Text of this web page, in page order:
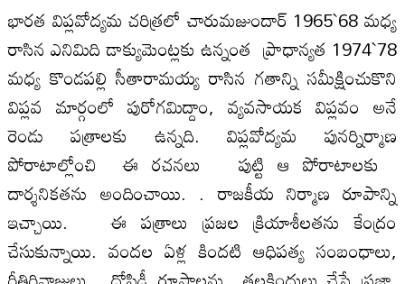
భారత విప్లవోద్యమ చరిత్రలో చారుమజుందార్‌ 1965`68 మధ్య
రాసిన ఎనిమిది డాక్యుమెంట్లకు ఉన్నంత ప్రాధాన్యత 1974`78
మధ్య కొండపల్లి సీతారామయ్య రాసిన గతాన్ని సమీక్షించుకొని
విప్లవ మార్గంలో పురోగమిద్దాం, వ్యవసాయక విప్లవం అనే
రెండు పత్రాలకు ఉన్నది. విప్లవోద్యమ పునర్నిర్మాణ
పోరాటాల్లోంచి ఈ రచనలు పుట్టి ఆ పోరాటాలకు
దార్శనికతను అందించాయి. . రాజకీయ నిర్మాణ రూపాన్ని
ఇచ్చాయి. ఈ పత్రాలు ప్రజల క్రియాశీలతను కేంద్రం
చేసుకున్నాయి. వందల ఏళ్ల కిందటి ఆధిపత్య సంబంధాలు,